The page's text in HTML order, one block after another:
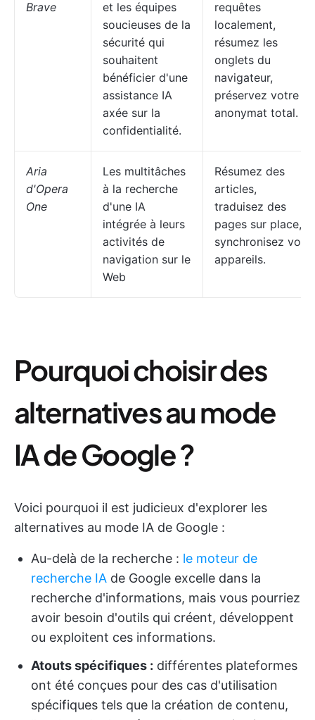
Brave
et les équipes
soucieuses de la
sécurité qui
souhaitent
bénéficier d'une
assistance IA
axée sur la
confidentialité.
requêtes
localement,
résumez les
onglets du
navigateur,
préservez votre
anonymat total.
Aria
d'Opera
One
Les multitâches
à la recherche
d'une IA
intégrée à leurs
activités de
navigation sur le
Web
Résumez des
articles,
traduisez des
pages sur place,
synchronisez vos
appareils.
Pourquoi choisir des
alternatives au mode
IA de Google ?
Voici pourquoi il est judicieux d'explorer les
alternatives au mode IA de Google :
Au-delà de la recherche : le moteur de
recherche IA de Google excelle dans la
recherche d'informations, mais vous pourriez
avoir besoin d'outils qui créent, développent
ou exploitent ces informations.
Atouts spécifiques : différentes plateformes
ont été conçues pour des cas d'utilisation
spécifiques tels que la création de contenu,